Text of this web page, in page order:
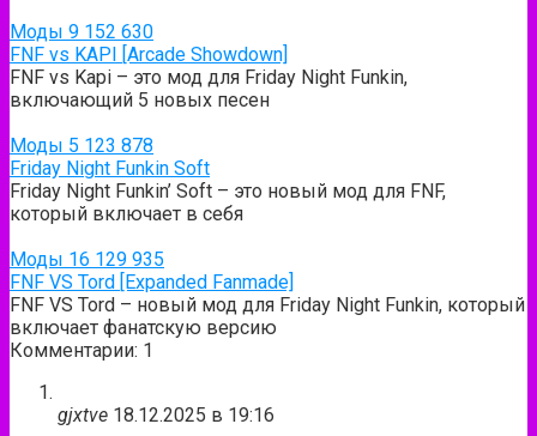
Моды 9 152 630
FNF vs KAPI [Arcade Showdown]
FNF vs Kapi – это мод для Friday Night Funkin,
включающий 5 новых песен
Моды 5 123 878
Friday Night Funkin Soft
Friday Night Funkin’ Soft – это новый мод для FNF,
который включает в себя
Моды 16 129 935
FNF VS Tord [Expanded Fanmade]
FNF VS Tord – новый мод для Friday Night Funkin, который
включает фанатскую версию
Комментарии: 1
gjxtve 18.12.2025 в 19:16